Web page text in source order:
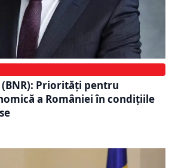
Priorități pentru
a României în condițiile